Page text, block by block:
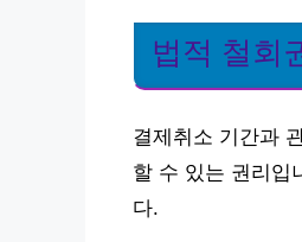
법적 철회
결제취소 기간과
할 수 있는 권리입
다.